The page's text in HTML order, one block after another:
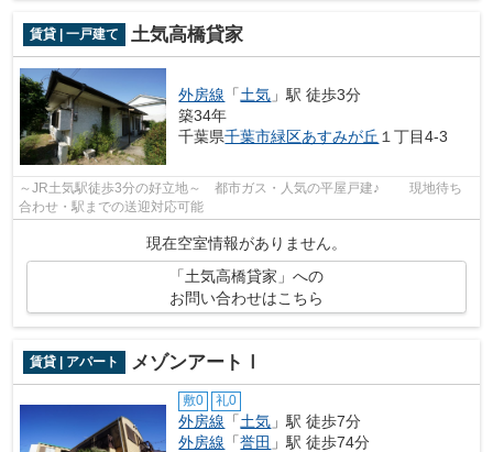
賃貸 | 一戸建て 土気高橋貸家
外房線 「土気 」駅 徒歩3分
築34年
千葉県千葉市緑区あすみが丘 １丁目4-3
～JR土気駅徒歩3分の好立地～ 都市ガス・人気の平屋戸建♪ 現地待ち
合わせ・駅までの送迎対応可能
現在空室情報がありません。
「土気高橋貸家」への
お問い合わせはこちら
賃貸 | アパート メゾンアートⅠ
敷0 礼0
外房線 「土気 」駅 徒歩7分
外房線 「誉田 」駅 徒歩74分